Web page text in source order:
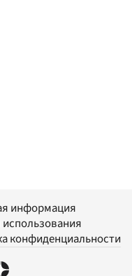
информация
конфиденциальности